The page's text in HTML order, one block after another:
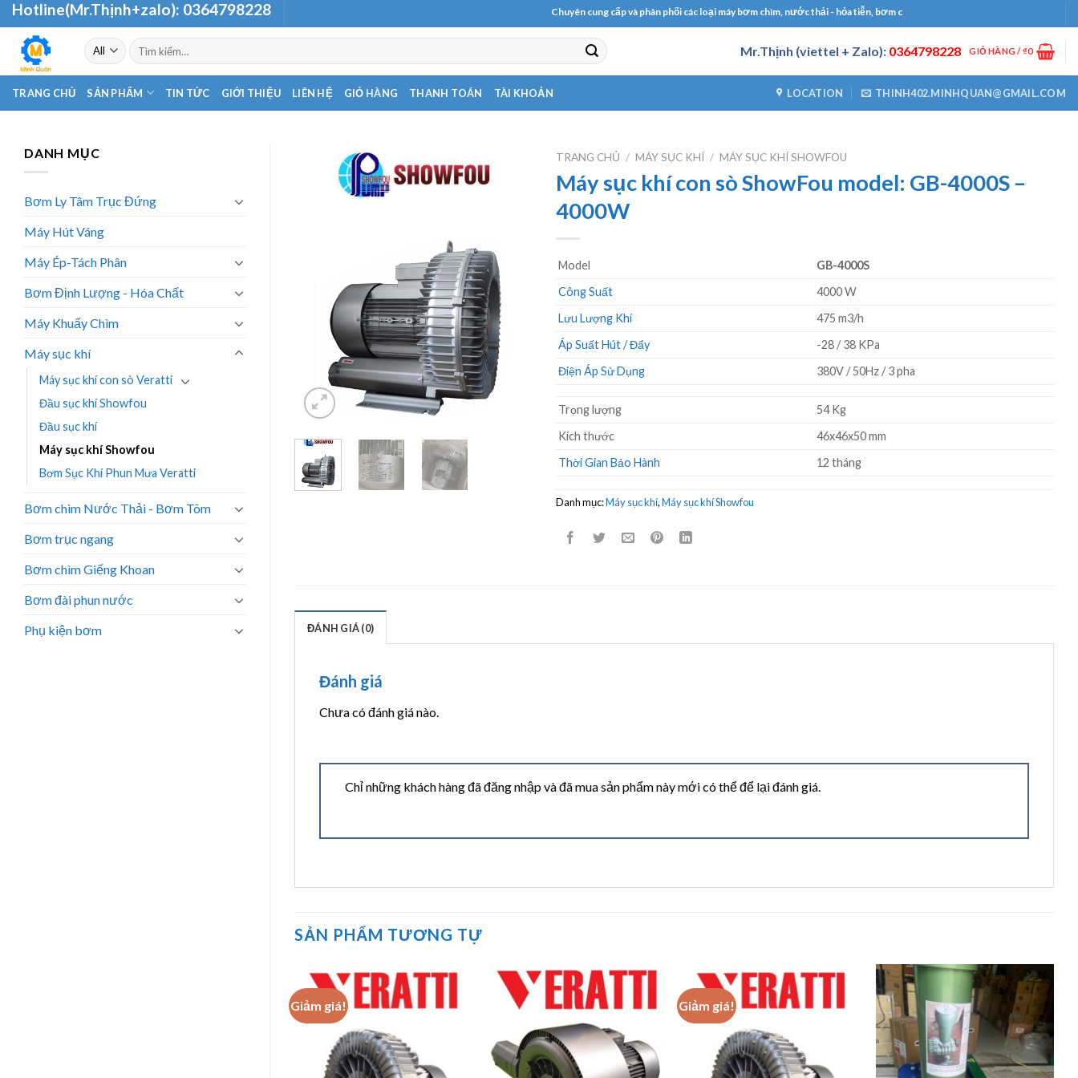
Skip
to
content
Hotline(Mr.Thịnh+zalo): 0364798228 Chuyên cung cấp và phân phối các loại máy bơm chìm, nước thải - hỏa tiễn, bơm công nghiệp, bơm định lượng, máy thổi khí,
Tìm
kiếm:
Mr.Thịnh (viettel + Zalo): 0364798228 GIỎ HÀNG /₫0
TRANG CHỦ SẢN PHẨM TIN TỨC GIỚI THIỆU LIÊN HỆ GIỎ HÀNG THANH TOÁN TÀI KHOẢN LOCATION THINH402.MINHQUAN@GMAIL.COM
DANH MỤC
Bơm Ly Tâm Trục Đứng
Máy Hút Váng
Máy Ép-Tách Phân
Bơm Định Lượng - Hóa Chất
Máy Khuấy Chìm
Máy sục khí
Máy sục khí con sò Veratti
Đầu sục khí Showfou
Đầu sục khí
Máy sục khí Showfou
Bơm Sục Khí Phun Mưa Veratti
Bơm chìm Nước Thải - Bơm Tõm
Bơm trục ngang
Bơm chìm Giếng Khoan
Bơm đài phun nước
Phụ kiện bơm
TRANG CHỦ / MÁY SỤC KHÍ / MÁY SỤC KHÍ SHOWFOU
Máy sục khí con sò ShowFou model: GB-4000S –
4000W
Model
GB-4000S
Công Suất
4000 W
Lưu Lượng Khí
475 m3/h
Áp Suất Hút / Đẩy
-28 / 38 KPa
Điện Áp Sử Dụng
380V / 50Hz / 3 pha
Trọng lượng
54 Kg
Kích thước
46x46x50 mm
Thời Gian Bảo Hành
12 tháng
Danh mục:Máy sục khí,Máy sục khí Showfou
ĐÁNH GIÁ (0)
Đánh giá
Chưa có đánh giá nào.
Chỉ những khách hàng đã đăng nhập và đã mua sản phẩm này mới có thể để lại đánh giá.
SẢN PHẨM TƯƠNG TỰ
Giảm giá! Giảm giá!